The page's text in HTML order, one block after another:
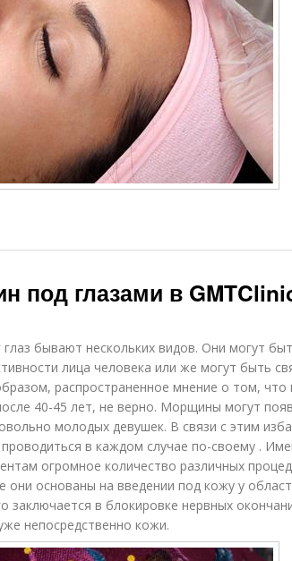
под глазами в
бывают нескольких видов. Они могут
лица человека или же могут быть
распространенное мнение о том,
40-45 лет, не верно. Морщины могут
молодых девушек. В связи с этим
в каждом случае по-своему .
огромное количество различных
основаны на введении под кожу у
заключается в блокировке нервных
непосредственно кожи.